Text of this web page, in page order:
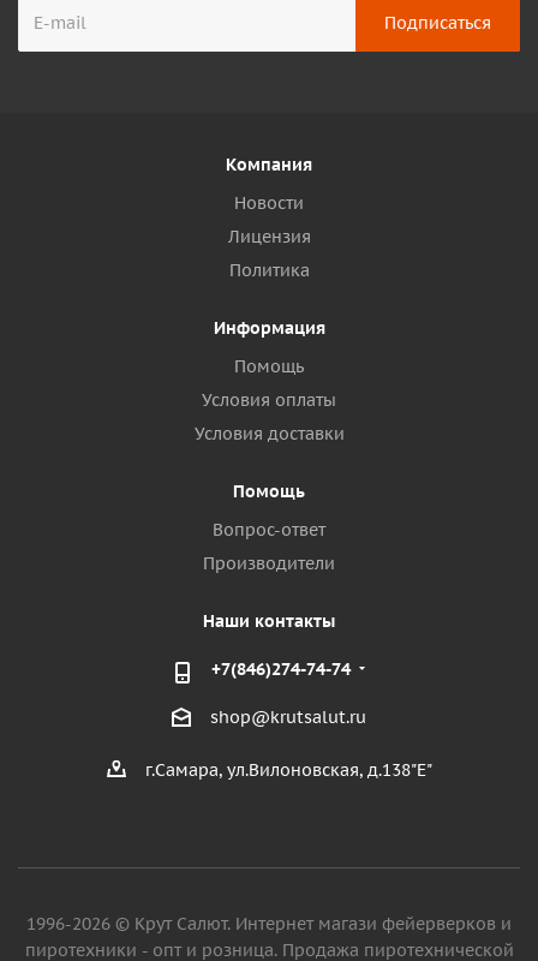
Компания
Новости
Лицензия
Политика
Информация
Помощь
Условия оплаты
Условия доставки
Помощь
Вопрос-ответ
Производители
Наши контакты
+7(846)274-74-74
shop@krutsalut.ru
г.Самара, ул.Вилоновская, д.138"Е"
1996-2026 © Крут Салют. Интернет магази фейерверков и
пиротехники - опт и розница. Продажа пиротехнической